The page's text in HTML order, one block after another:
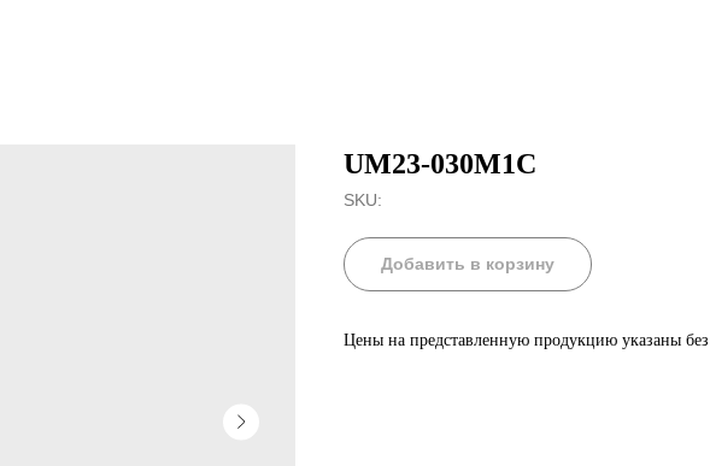
UM23-030M1C
SKU:
Добавить в корзину
Цены на представленную продукцию указаны